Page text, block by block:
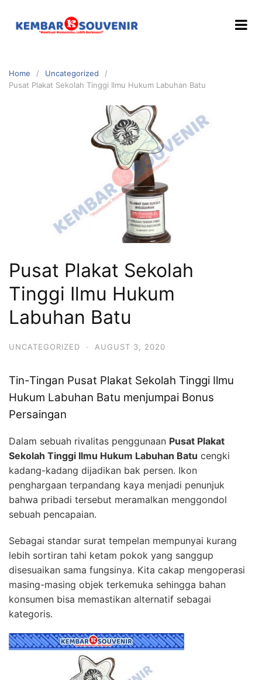
Home
Uncategorized
Pusat Plakat Sekolah Tinggi Ilmu Hukum Labuhan Batu
Pusat Plakat Sekolah
Tinggi Ilmu Hukum
Labuhan Batu
UNCATEGORIZED · AUGUST 3, 2020
Tin-Tingan Pusat Plakat Sekolah Tinggi Ilmu
Hukum Labuhan Batu menjumpai Bonus
Persaingan
Dalam sebuah rivalitas penggunaan Pusat Plakat
Sekolah Tinggi Ilmu Hukum Labuhan Batu cengki
kadang-kadang dijadikan bak persen. Ikon
penghargaan terpandang kaya menjadi penunjuk
bahwa pribadi tersebut meramalkan menggondol
sebuah pencapaian.
Sebagai standar surat tempelan mempunyai kurang
lebih sortiran tahi ketam pokok yang sanggup
disesuaikan sama fungsinya. Kita cakap mengoperasi
masing-masing objek terkemuka sehingga bahan
konsumen bisa memastikan alternatif sebagai
kategoris.